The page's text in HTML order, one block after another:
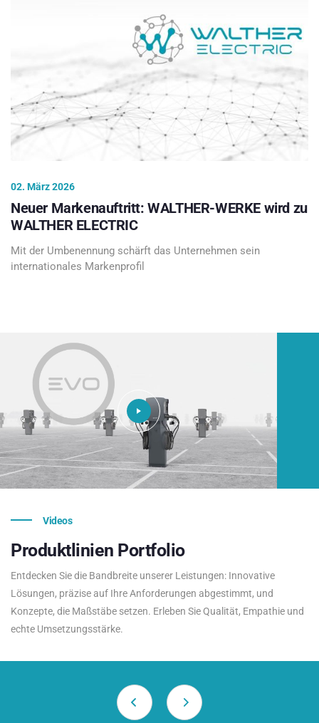
02. März 2026
Neuer Markenauftritt: WALTHER-WERKE wird zu
WALTHER ELECTRIC
Mit der Umbenennung schärft das Unternehmen sein
internationales Markenprofil
Videos
Produktlinien Portfolio
Entdecken Sie die Bandbreite unserer Leistungen: Innovative
Lösungen, präzise auf Ihre Anforderungen abgestimmt, und
Konzepte, die Maßstäbe setzen. Erleben Sie Qualität, Empathie und
echte Umsetzungsstärke.